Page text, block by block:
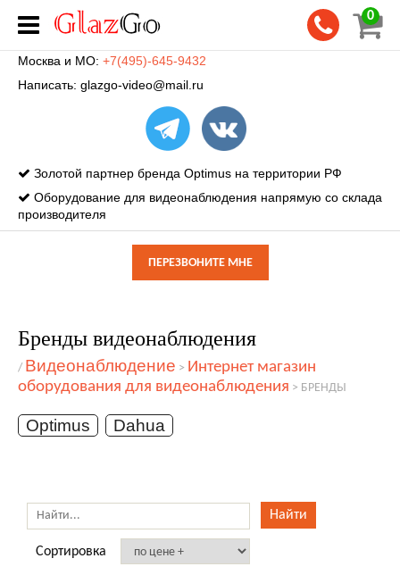
0
Москва и МО: +7(495)-645-9432
Написать: glazgo-video@mail.ru
Золотой партнер бренда Optimus на территории РФ
Оборудование для видеонаблюдения напрямую со склада
производителя
ПЕРЕЗВОНИТЕ МНЕ
Бренды видеонаблюдения
/ Видеонаблюдение > Интернет магазин
оборудования для видеонаблюдения > БРЕНДЫ
Optimus Dahua
Сортировка